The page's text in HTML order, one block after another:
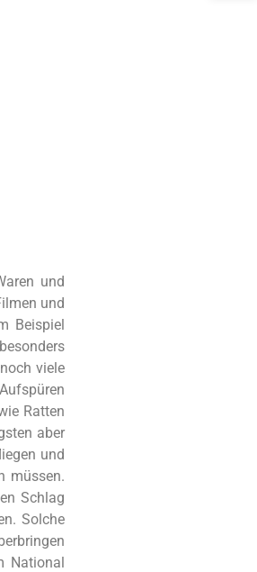
und
und
Beispiel
viele
Ratten
aber
und
müssen.
Schlag
Solche
National